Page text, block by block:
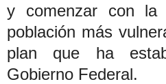
y comenzar con la
población más
plan que ha
Gobierno Federal.